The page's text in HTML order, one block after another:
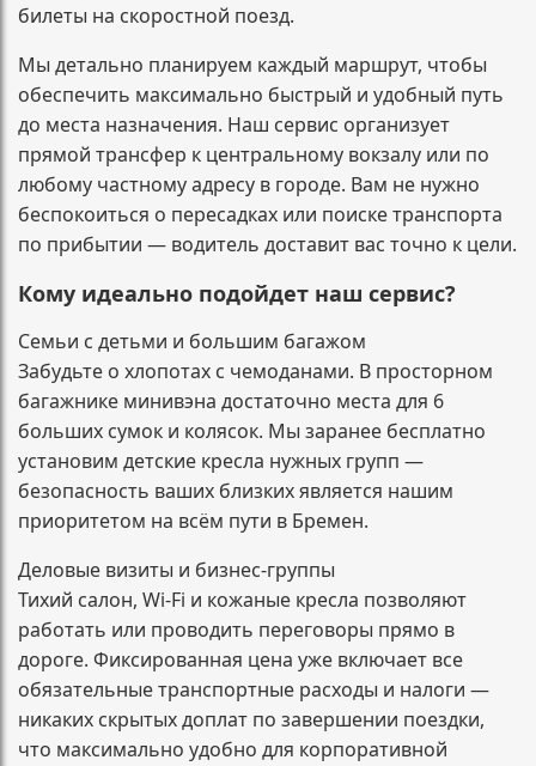
билеты на скоростной поезд.
Мы детально планируем каждый маршрут, чтобы
обеспечить максимально быстрый и удобный путь
до места назначения. Наш сервис организует
прямой трансфер к центральному вокзалу или по
любому частному адресу в городе. Вам не нужно
беспокоиться о пересадках или поиске транспорта
по прибытии — водитель доставит вас точно к цели.
Кому идеально подойдет наш сервис?
Семьи с детьми и большим багажом
Забудьте о хлопотах с чемоданами. В просторном
багажнике минивэна достаточно места для 6
больших сумок и колясок. Мы заранее бесплатно
установим детские кресла нужных групп —
безопасность ваших близких является нашим
приоритетом на всём пути в Бремен.
Деловые визиты и бизнес-группы
Тихий салон, Wi-Fi и кожаные кресла позволяют
работать или проводить переговоры прямо в
дороге. Фиксированная цена уже включает все
обязательные транспортные расходы и налоги —
никаких скрытых доплат по завершении поездки,
что максимально удобно для корпоративной